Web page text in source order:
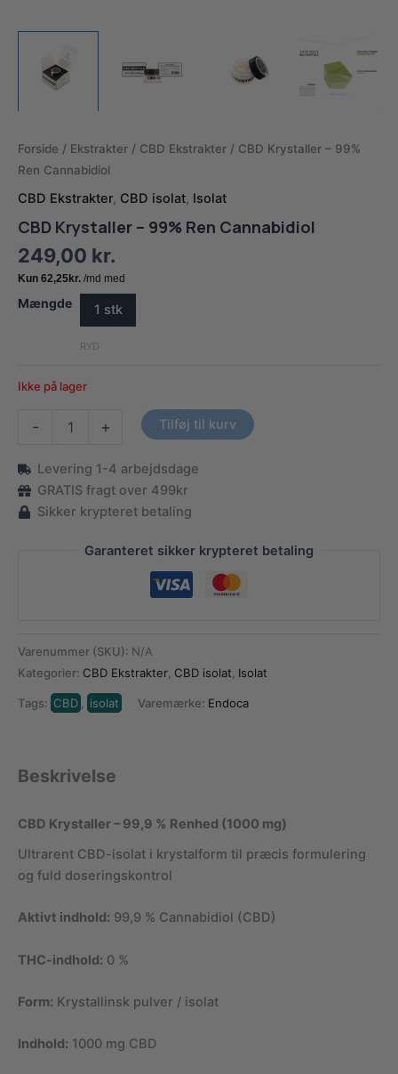
Forside / Ekstrakter / CBD Ekstrakter / CBD Krystaller – 99%
Ren Cannabidiol
CBD Ekstrakter, CBD isolat, Isolat
CBD Krystaller – 99% Ren Cannabidiol
249,00 kr.
Mængde 1 stk
RYD
Ikke på lager
-
Krystaller
99%
Ren
Cannabidiol
antal
+ Tilføj til kurv
Levering 1-4 arbejdsdage
GRATIS fragt over 499kr
Sikker krypteret betaling
Garanteret sikker krypteret betaling
Varenummer (SKU): N/A
Kategorier: CBD Ekstrakter CBD isolat Isolat
Tags: CBD isolat Varemærke: Endoca
Beskrivelse
CBD Krystaller – 99,9 % Renhed (1000 mg)
Ultrarent CBD-isolat i krystalform til præcis formulering
og fuld doseringskontrol
Aktivt indhold: 99,9 % Cannabidiol (CBD)
THC-indhold: 0 %
Form: Krystallinsk pulver / isolat
Indhold: 1000 mg CBD